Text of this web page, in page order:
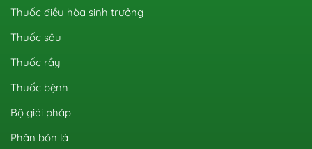
Thuốc điều hòa sinh trưởng
Thuốc sâu
Thuốc rầy
Thuốc bệnh
Bộ giải pháp
Phân bón lá